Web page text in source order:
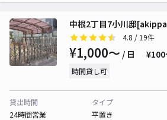
中根2丁目7小川邸
4.8 / 19件
¥1,000〜 / 日
時間貸し可
貸出時間
24時間営業
タイプ
平置き